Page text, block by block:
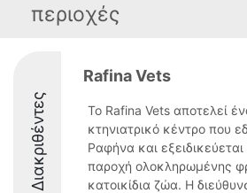
περιοχές
Διακριθέντες
Rafina Vets
Το Rafina Vets αποτελεί
κτηνιατρικό κέντρο που
Ραφήνα και
παροχή ολοκληρωμένης
κατοικίδια ζώα. Η